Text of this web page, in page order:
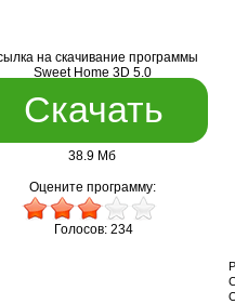
на скачивание программы
Sweet Home 3D 5.0
Скачать
38.9 Мб
Оцените программу:
Голосов: 234